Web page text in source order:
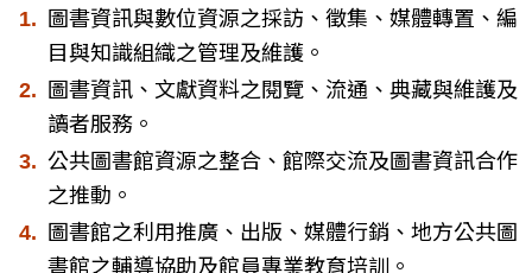
圖書資訊與數位資源之採訪、徵集、媒體轉置、編
目與知識組織之管理及維護。
圖書資訊、文獻資料之閱覽、流通、典藏與維護及
讀者服務。
公共圖書館資源之整合、館際交流及圖書資訊合作
之推動。
圖書館之利用推廣、出版、媒體行銷、地方公共圖
書館之輔導協助及館員專業教育培訓。